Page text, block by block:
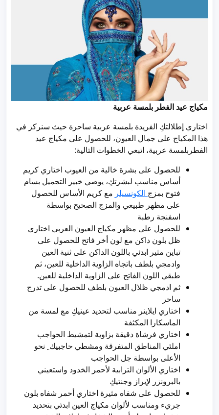
مكياج عيد الفطر بلمسة عربية
اختاري إطلالتكِ الفريدة بلمسة عربية ساحرة حيث سنركز في
هذا المكياج على جمال العيون، للحصول على مكياج عيد
الفطربلمسة عربية، اتبعي الخطوات التالية:
للحصول على بشرة خالية من العيوب اختاري كريم
أساس مناسب لبشرتكِ، يوصي خبير التجميل بسام
فتوح بمزج الكونسيلر مع كريم الأساس للحصول
على مظهر طبيعي والمزج الصحيح بواسطة
اسفنجة رطبة
للحصول على مظهر مكياج العيون العربي اختاري
ظل بلون داكن مع لون أخر فاتح للحصول على
تباين مثير ابدئي باللون الداكن على ثنية العين
وادمجي بلطف باتجاه الزاوية الداخلية للعين، ثم
طبقي اللون الفاتح على الزاوية الداخلية للعين.
ثم ادمجي ظلال العيون بلطف للحصول على تدرج
ساحر
اختاري ايلاينر مناسب لتحديد عينيكِ مع لمسة من
الماسكارا المكثفة
اختاري فرشاة دقيقة بزاوية لتمشيط الحواجب
املئي المناطق المتفرقة ومشطي حاجبيك ِ نحو
الأعلى بواسطة جل الحواجب
اختاري الألوان الترابية لأحمر الخدود واستعيني
بالبرونزر لإبراز وجنتيكِ
للحصول على شفاه مثيرة اختاري أحمر شفاه بلون
جريء ومناسب لألوان مكياج العين ابدئي بتحديد